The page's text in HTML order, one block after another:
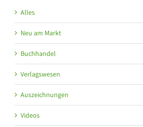
Alles
Neu am Markt
Buchhandel
Verlagswesen
Auszeichnungen
Videos